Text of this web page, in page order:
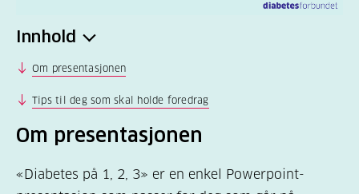
Innhold
Om presentasjonen
Tips til deg som skal holde foredrag
Om presentasjonen
«Diabetes på 1, 2, 3» er en enkel Powerpoint-